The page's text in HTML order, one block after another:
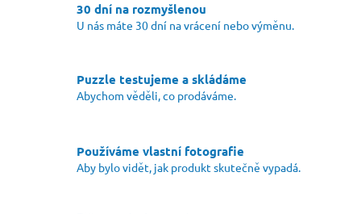
30 dní na rozmyšlenou
U nás máte 30 dní na vrácení nebo výměnu.
Puzzle testujeme a skládáme
Abychom věděli, co prodáváme.
Používáme vlastní fotografie
Aby bylo vidět, jak produkt skutečně vypadá.